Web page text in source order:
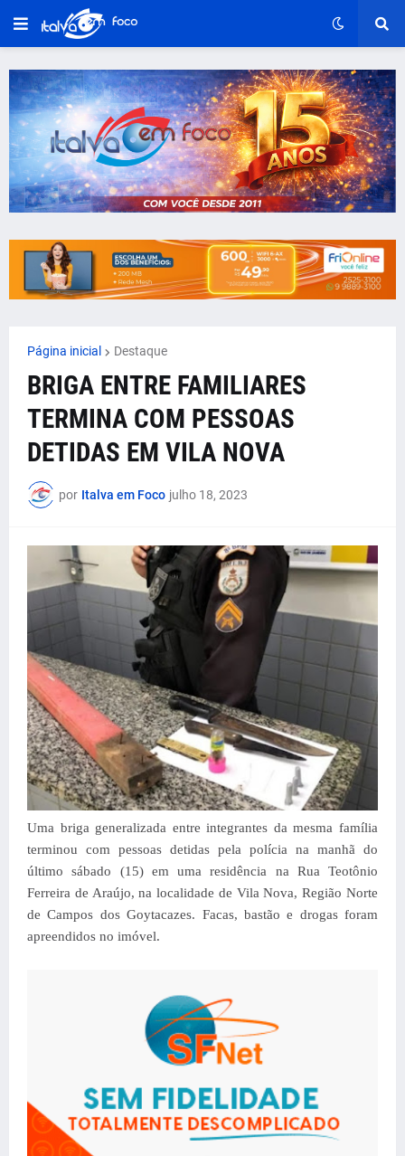
Página inicial Destaque
BRIGA ENTRE FAMILIARES
TERMINA COM PESSOAS
DETIDAS EM VILA NOVA
por Italva em Foco julho 18, 2023
Uma briga generalizada entre integrantes da mesma família
terminou com pessoas detidas pela polícia na manhã do
último sábado (15) em uma residência na Rua Teotônio
Ferreira de Araújo, na localidade de Vila Nova, Região Norte
de Campos dos Goytacazes. Facas, bastão e drogas foram
apreendidos no imóvel.